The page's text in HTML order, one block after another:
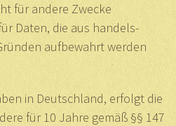
für andere Zwecke
Daten, die aus handels-
aufbewahrt werden
in Deutschland, erfolgt die
für 10 Jahre gemäß §§ 147